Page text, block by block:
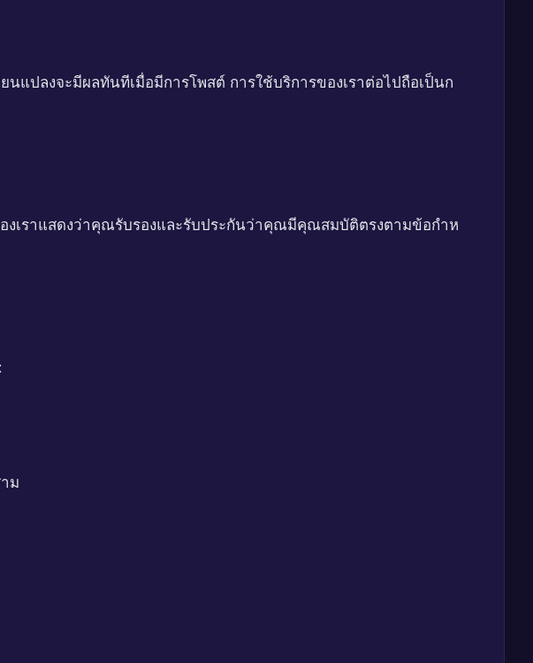
แปลงจะมีผลทันทีเมื่อมีการโพสต์ การใช้บริการของเราต่อไปถือเป็นก
งเราแสดงว่าคุณรับรองและรับประกันว่าคุณมีคุณสมบัติตรงตามข้อกำห
ม